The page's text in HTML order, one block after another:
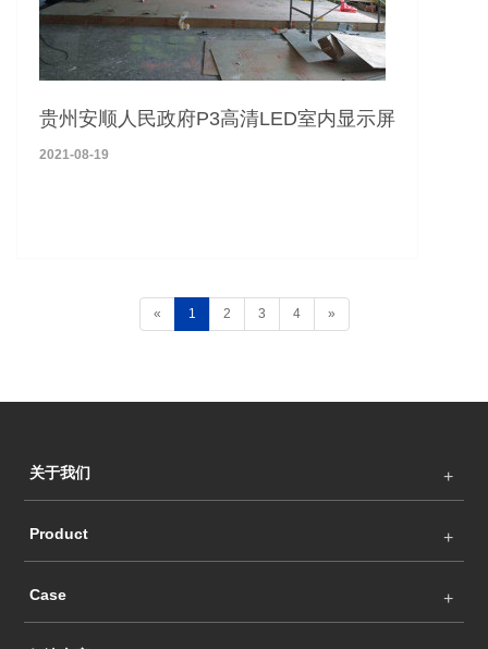
贵州安顺人民政府P3高清LED室内显示屏
2021-08-19
« 1 2 3 4 »
关于我们
Product
Case